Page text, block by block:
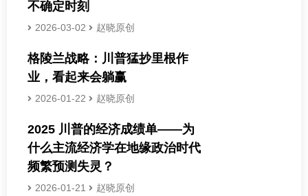
不确定时刻
2026-03-02 赵晓原创
格陵兰战略：川普猛抄里根作
业，看起来会躺赢
2026-01-22 赵晓原创
2025 川普的经济成绩单——为
什么主流经济学在地缘政治时代
频繁预测失灵？
2026-01-21 赵晓原创